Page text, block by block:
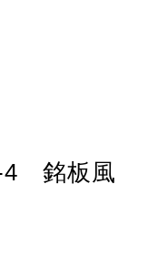
4 銘板風